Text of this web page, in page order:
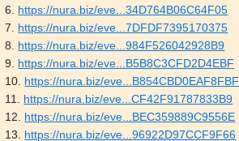
6. https://nura.biz/eve...34D764B06C64F05
7. https://nura.biz/eve...7DFDF7395170375
8. https://nura.biz/eve...984F526042928B9
9. https://nura.biz/eve...B5B8C3CFD2D4EBF
10. https://nura.biz/eve...B854CBD0EAF8FBF
11. https://nura.biz/eve...CF42F91787833B9
12. https://nura.biz/eve...BEC359889C9556E
13. https://nura.biz/eve...96922D97CCF9F66